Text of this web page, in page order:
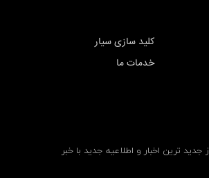
کلید سازی سیار
خدمات ما
جدید ترین اخبار و اطلاعیه جدید با خبر